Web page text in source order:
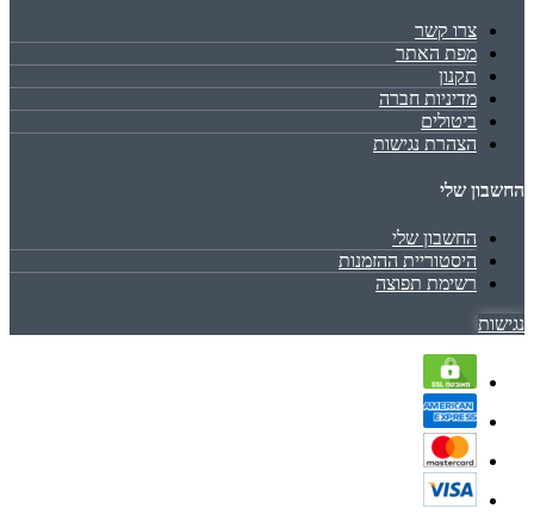
צרו קשר
מפת האתר
תקנון
מדיניות חברה
ביטולים
הצהרת נגישות
החשבון שלי
החשבון שלי
היסטוריית ההזמנות
רשימת תפוצה
נגישות